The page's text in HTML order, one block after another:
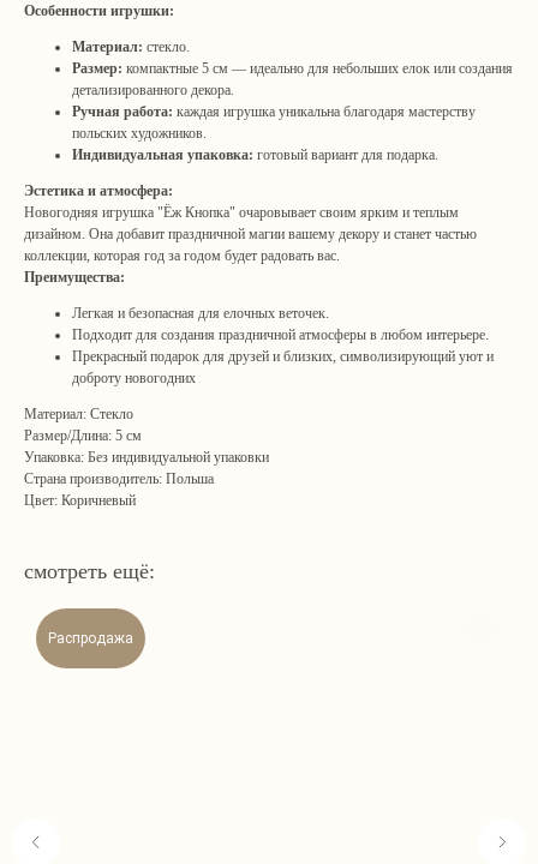
Особенности игрушки:
Материал: стекло.
Размер: компактные 5 см — идеально для небольших елок или создания
детализированного декора.
Ручная работа: каждая игрушка уникальна благодаря мастерству
польских художников.
Индивидуальная упаковка: готовый вариант для подарка.
Эстетика и атмосфера:
Новогодняя игрушка "Ёж Кнопка" очаровывает своим ярким и теплым
дизайном. Она добавит праздничной магии вашему декору и станет частью
коллекции, которая год за годом будет радовать вас.
Преимущества:
Легкая и безопасная для елочных веточек.
Подходит для создания праздничной атмосферы в любом интерьере.
Прекрасный подарок для друзей и близких, символизирующий уют и
доброту новогодних
Материал: Стекло
Размер/Длина: 5 см
Упаковка: Без индивидуальной упаковки
Страна производитель: Польша
Цвет: Коричневый
смотреть ещё:
Распродажа
Каталог
Покупателям
О нас
Контакты